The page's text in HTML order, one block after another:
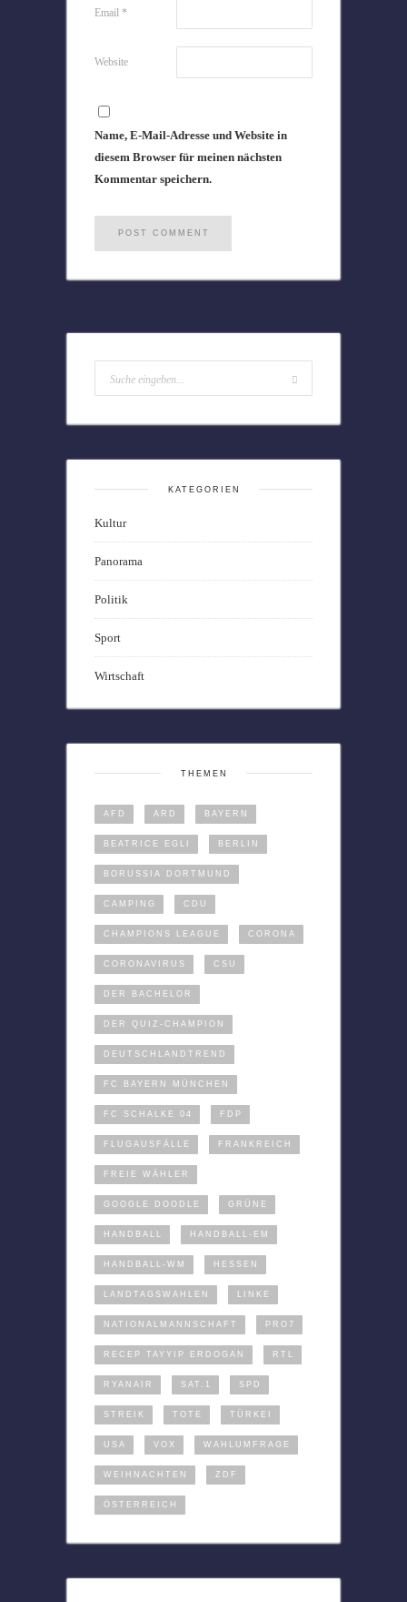
Email *
Website
Name, E-Mail-Adresse und Website in
diesem Browser für meinen nächsten
Kommentar speichern.
KATEGORIEN
Kultur
Panorama
Politik
Sport
Wirtschaft
THEMEN
AFD ARD BAYERN
BEATRICE EGLI BERLIN
BORUSSIA DORTMUND
CAMPING CDU
CHAMPIONS LEAGUE CORONA
CORONAVIRUS CSU
DER BACHELOR
DER QUIZ-CHAMPION
DEUTSCHLANDTREND
FC BAYERN MÜNCHEN
FC SCHALKE 04 FDP
FLUGAUSFÄLLE FRANKREICH
FREIE WÄHLER
GOOGLE DOODLE GRÜNE
HANDBALL HANDBALL-EM
HANDBALL-WM HESSEN
LANDTAGSWAHLEN LINKE
NATIONALMANNSCHAFT PRO7
RECEP TAYYIP ERDOGAN RTL
RYANAIR SAT.1 SPD
STREIK TOTE TÜRKEI
USA VOX WAHLUMFRAGE
WEIHNACHTEN ZDF
ÖSTERREICH